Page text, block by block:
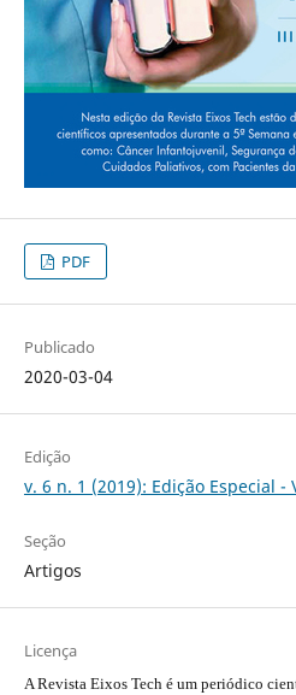
PDF
Publicado
2020-03-04
Edição
v. 6 n. 1 (2019): Edição Especial
Seção
Artigos
Licença
A Revista Eixos Tech é um periódico